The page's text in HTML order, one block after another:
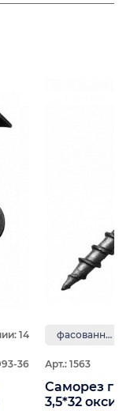
14
36
фасованные
Арт.: 1563
Саморез
3,5*32